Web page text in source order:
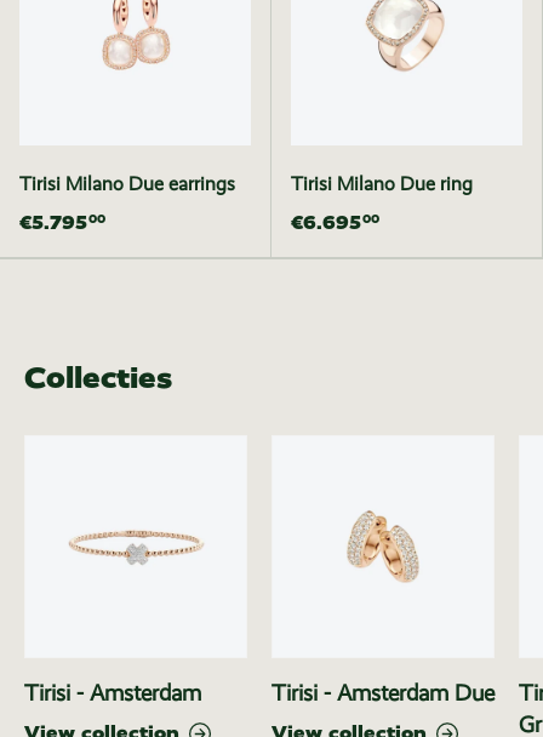
Tirisi Milano Due earrings
€5.79500
Tirisi Milano Due ring
€6.69500
Collecties
Tirisi - Amsterdam Tirisi - Amsterdam Due